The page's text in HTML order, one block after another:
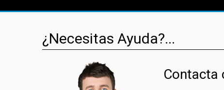
¿Necesitas Ayuda?...
Contacta